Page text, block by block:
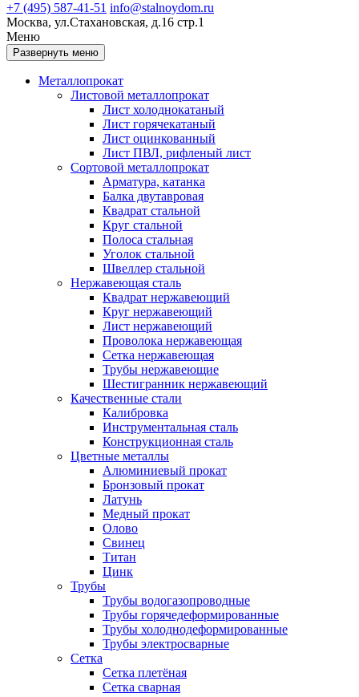
+7 (495) 587-41-51 info@stalnoydom.ru
Москва, ул.Стахановская, д.16 стр.1
Меню
Развернуть меню
Металлопрокат
Листовой металлопрокат
Лист холоднокатаный
Лист горячекатаный
Лист оцинкованный
Лист ПВЛ, рифленый лист
Сортовой металлопрокат
Арматура, катанка
Балка двутавровая
Квадрат стальной
Круг стальной
Полоса стальная
Уголок стальной
Швеллер стальной
Нержавеющая сталь
Квадрат нержавеющий
Круг нержавеющий
Лист нержавеющий
Проволока нержавеющая
Сетка нержавеющая
Трубы нержавеющие
Шестигранник нержавеющий
Качественные стали
Калибровка
Инструментальная сталь
Конструкционная сталь
Цветные металлы
Алюминиевый прокат
Бронзовый прокат
Латунь
Медный прокат
Олово
Свинец
Титан
Цинк
Трубы
Трубы водогазопроводные
Трубы горячедеформированные
Трубы холоднодеформированные
Трубы электросварные
Сетка
Сетка плетёная
Сетка сварная